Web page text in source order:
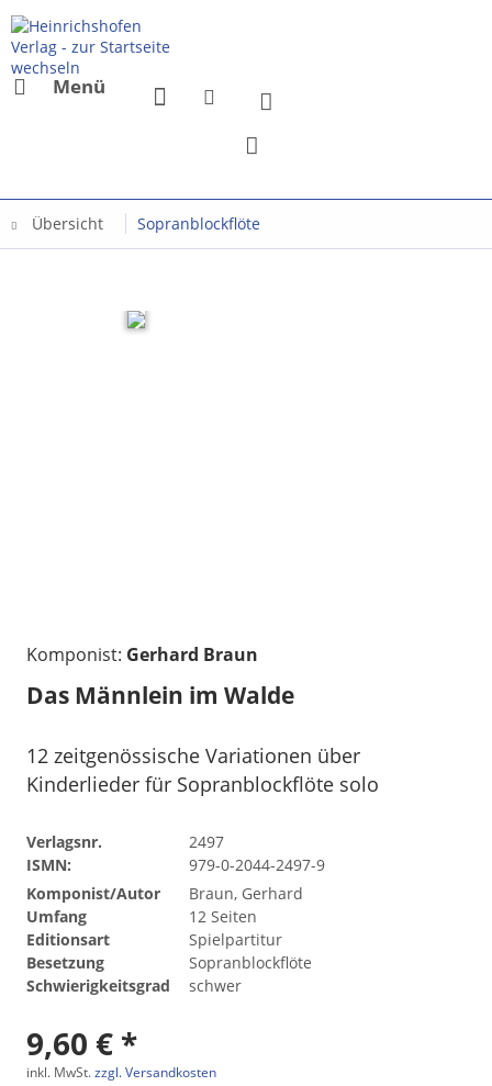
Menü
Übersicht Sopranblockflöte
Komponist: Gerhard Braun
Das Männlein im Walde
12 zeitgenössische Variationen über
Kinderlieder für Sopranblockflöte solo
Verlagsnr.
2497
ISMN:
979-0-2044-2497-9
Komponist/Autor
Braun, Gerhard
Umfang
12 Seiten
Editionsart
Spielpartitur
Besetzung
Sopranblockflöte
Schwierigkeitsgrad
schwer
9,60 € *
inkl. MwSt.zzgl. Versandkosten